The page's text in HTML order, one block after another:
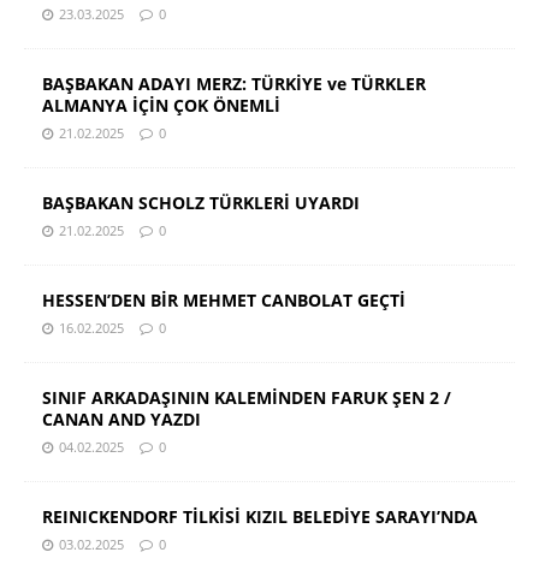
23.03.2025 0
BAŞBAKAN ADAYI MERZ: TÜRKİYE ve TÜRKLER
ALMANYA İÇİN ÇOK ÖNEMLİ
21.02.2025 0
BAŞBAKAN SCHOLZ TÜRKLERİ UYARDI
21.02.2025 0
HESSEN’DEN BİR MEHMET CANBOLAT GEÇTİ
16.02.2025 0
SINIF ARKADAŞININ KALEMİNDEN FARUK ŞEN 2 /
CANAN AND YAZDI
04.02.2025 0
REINICKENDORF TİLKİSİ KIZIL BELEDİYE SARAYI’NDA
03.02.2025 0